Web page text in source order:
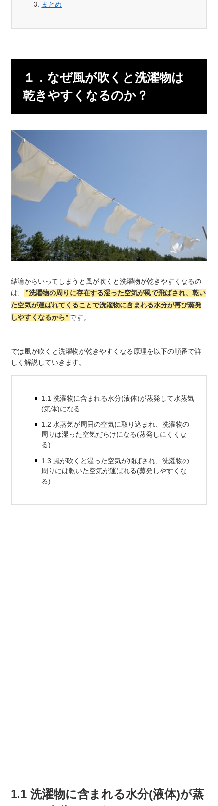
まとめ
１．なぜ風が吹くと洗濯物は
乾きやすくなるのか？
結論からいってしまうと風が吹くと洗濯物が乾きやすくなるの
は、
”洗濯物の周りに存在する湿った空気が風で飛ばされ、乾い
た空気が運ばれてくることで洗濯物に含まれる水分が再び蒸発
しやすくなるから” です。
では風が吹くと洗濯物が乾きやすくなる原理を以下の順番で詳
しく解説していきます。
1.1 洗濯物に含まれる水分(液体)が蒸発して水蒸気
(気体)になる
1.2 水蒸気が周囲の空気に取り込まれ、洗濯物の
周りは湿った空気だらけになる(蒸発しにくくな
る)
1.3 風が吹くと湿った空気が飛ばされ、洗濯物の
周りには乾いた空気が運ばれる(蒸発しやすくな
る)
1.1 洗濯物に含まれる水分(液体)が蒸